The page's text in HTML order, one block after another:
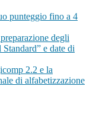
punteggio fino a 4
degli
e date di
2.2 e la
di alfabetizzazione